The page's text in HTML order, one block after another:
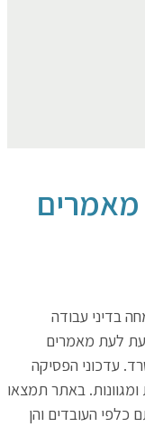
מאמרים
בדיני עבודה
לעת מאמרים
עדכוני הפסיקה
ומגוונות. באתר תמצאו
העובדים והן